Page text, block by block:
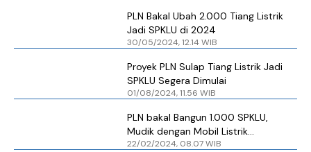
PLN Bakal Ubah 2.000 Tiang Listrik
Jadi SPKLU di 2024
30/05/2024, 12.14 WIB
Proyek PLN Sulap Tiang Listrik Jadi
SPKLU Segera Dimulai
01/08/2024, 11.56 WIB
PLN bakal Bangun 1.000 SPKLU,
Mudik dengan Mobil Listrik
Dipastikan Aman
22/02/2024, 08.07 WIB